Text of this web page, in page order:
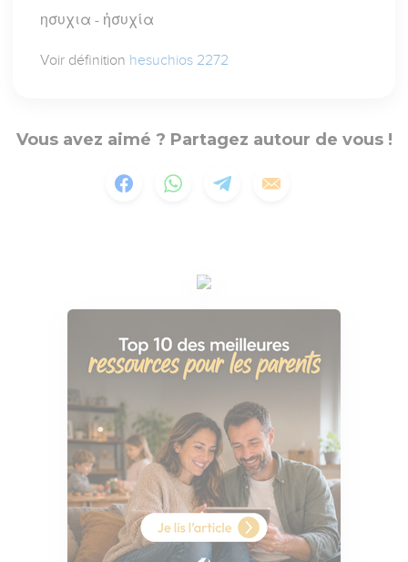
ησυχια - ἡσυχία
Voir définition hesuchios 2272
Vous avez aimé ? Partagez autour de vous !